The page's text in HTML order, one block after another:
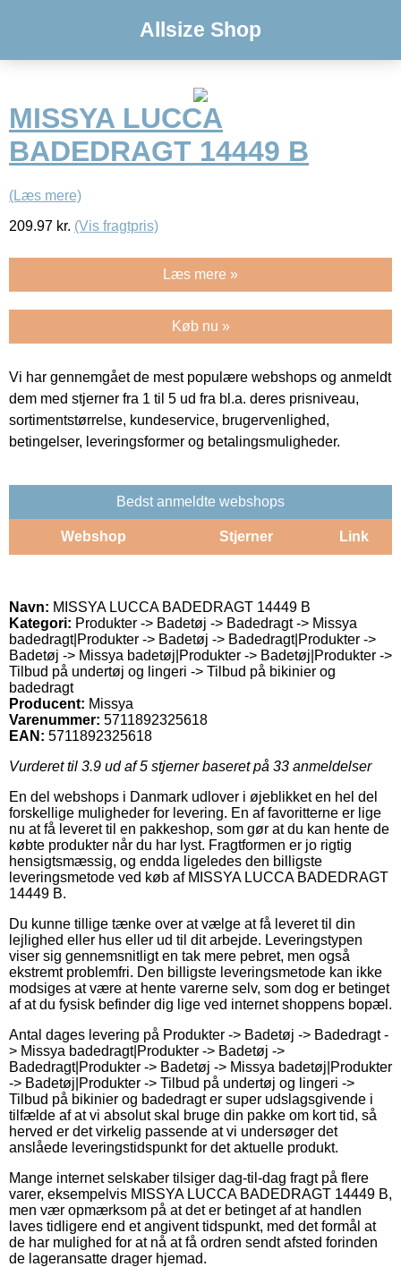
Allsize Shop
MISSYA LUCCA
BADEDRAGT 14449 B
(Læs mere)
209.97 kr. (Vis fragtpris)
Læs mere »
Køb nu »
Vi har gennemgået de mest populære webshops og anmeldt
dem med stjerner fra 1 til 5 ud fra bl.a. deres prisniveau,
sortimentstørrelse, kundeservice, brugervenlighed,
betingelser, leveringsformer og betalingsmuligheder.
Bedst anmeldte webshops
Webshop Stjerner Link
Navn: MISSYA LUCCA BADEDRAGT 14449 B
Kategori: Produkter -> Badetøj -> Badedragt -> Missya
badedragt|Produkter -> Badetøj -> Badedragt|Produkter ->
Badetøj -> Missya badetøj|Produkter -> Badetøj|Produkter ->
Tilbud på undertøj og lingeri -> Tilbud på bikinier og
badedragt
Producent: Missya
Varenummer: 5711892325618
EAN: 5711892325618
Vurderet til 3.9 ud af 5 stjerner baseret på 33 anmeldelser
En del webshops i Danmark udlover i øjeblikket en hel del
forskellige muligheder for levering. En af favoritterne er lige
nu at få leveret til en pakkeshop, som gør at du kan hente de
købte produkter når du har lyst. Fragtformen er jo rigtig
hensigtsmæssig, og endda ligeledes den billigste
leveringsmetode ved køb af MISSYA LUCCA BADEDRAGT
14449 B.
Du kunne tillige tænke over at vælge at få leveret til din
lejlighed eller hus eller ud til dit arbejde. Leveringstypen
viser sig gennemsnitligt en tak mere pebret, men også
ekstremt problemfri. Den billigste leveringsmetode kan ikke
modsiges at være at hente varerne selv, som dog er betinget
af at du fysisk befinder dig lige ved internet shoppens bopæl.
Antal dages levering på Produkter -> Badetøj -> Badedragt -
> Missya badedragt|Produkter -> Badetøj ->
Badedragt|Produkter -> Badetøj -> Missya badetøj|Produkter
-> Badetøj|Produkter -> Tilbud på undertøj og lingeri ->
Tilbud på bikinier og badedragt er super udslagsgivende i
tilfælde af at vi absolut skal bruge din pakke om kort tid, så
herved er det virkelig passende at vi undersøger det
anslåede leveringstidspunkt for det aktuelle produkt.
Mange internet selskaber tilsiger dag-til-dag fragt på flere
varer, eksempelvis MISSYA LUCCA BADEDRAGT 14449 B,
men vær opmærksom på at det er betinget af at handlen
laves tidligere end et angivent tidspunkt, med det formål at
de har mulighed for at nå at få ordren sendt afsted forinden
de lageransatte drager hjemad.